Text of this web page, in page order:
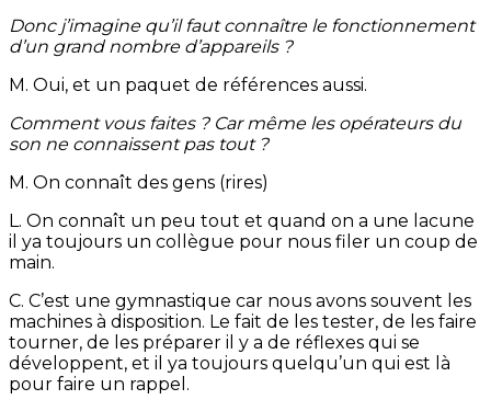
Donc j’imagine qu’il faut connaître le fonctionnement
d’un grand nombre d’appareils ?
M. Oui, et un paquet de références aussi.
Comment vous faites ? Car même les opérateurs du
son ne connaissent pas tout ?
M. On connaît des gens (rires)
L. On connaît un peu tout et quand on a une lacune
il ya toujours un collègue pour nous filer un coup de
main.
C. C’est une gymnastique car nous avons souvent les
machines à disposition. Le fait de les tester, de les faire
tourner, de les préparer il y a de réflexes qui se
développent, et il ya toujours quelqu’un qui est là
pour faire un rappel.